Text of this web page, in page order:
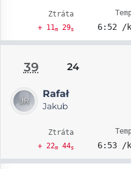
Ztráta
+ 11m29s 6:52 /
39 24
Rafał
Jakub
Ztráta
+ 22m44s 6:53 /